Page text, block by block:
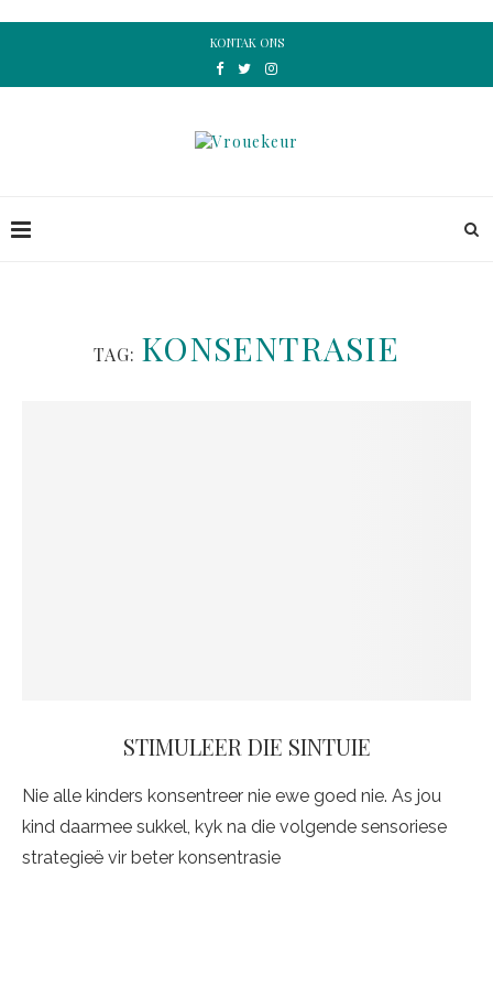
KONTAK ONS
TAG: KONSENTRASIE
STIMULEER DIE SINTUIE
Nie alle kinders konsentreer nie ewe goed nie. As jou
kind daarmee sukkel, kyk na die volgende sensoriese
strategieë vir beter konsentrasie